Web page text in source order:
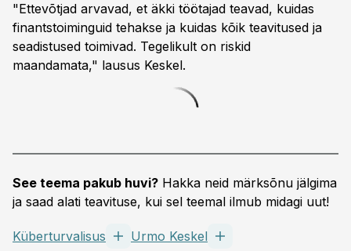
"Ettevõtjad arvavad, et äkki töötajad teavad, kuidas
finantstoiminguid tehakse ja kuidas kõik teavitused ja
seadistused toimivad. Tegelikult on riskid
maandamata," lausus Keskel.
See teema pakub huvi? Hakka neid märksõnu jälgima
ja saad alati teavituse, kui sel teemal ilmub midagi uut!
Küberturvalisus Urmo Keskel